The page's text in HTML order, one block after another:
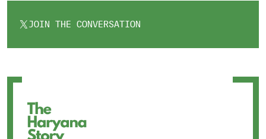
JOIN THE CONVERSATION
OPENS